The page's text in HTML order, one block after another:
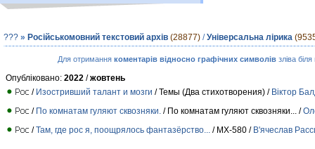
??? » Російськомовний текстовий архів (28877) /Універсальна лірика
Для отримання коментарів відносно графічних символів зліва
Опубліковано: 2022 /жовтень
/ Изостривший талант и мозги / Темы (Два стихотворения) / Віктор
/ По комнатам гуляют сквозняки. / По комнатам гуляют сквозняки... /
/Там, где рос я, поощрялось фантазёрство... / МХ-580 / В'ячеслав